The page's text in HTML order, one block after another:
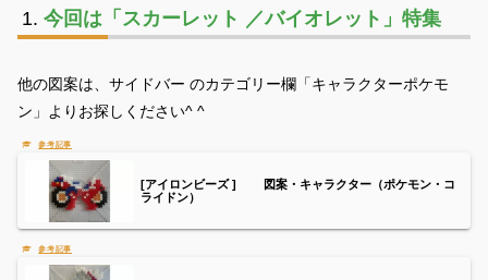
今回は「スカーレット ／バイオレット」特集
他の図案は、サイドバー のカテゴリー欄「キャラクターポケモ
ン」よりお探しください^ ^
[アイロンビーズ ] 図案・キャラクター（ポケモン・コ
ライドン）